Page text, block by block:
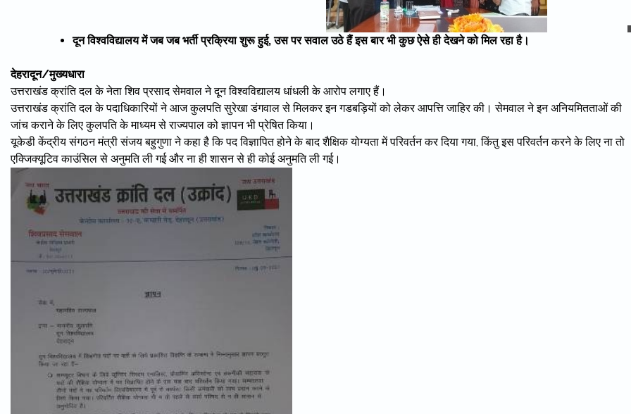
दून विश्वविद्यालय में जब जब भर्ती प्रक्रिया शुरू हुई, उस पर सवाल उठे हैं इस बार भी कुछ ऐसे ही देखने को मिल रहा है।
देहरादून/मुख्यधारा
उत्तराखंड क्रांति दल के नेता शिव प्रसाद सेमवाल ने दून विश्वविद्यालय धांधली के आरोप लगाए हैं।
उत्तराखंड क्रांति दल के पदाधिकारियों ने आज कुलपति सुरेखा डंगवाल से मिलकर इन गडबड़ियों को लेकर आपत्ति जाहिर की। सेमवाल ने इन अनियमितताओं की
जांच कराने के लिए कुलपति के माध्यम से राज्यपाल को ज्ञापन भी प्रेषित किया।
यूकेडी केंद्रीय संगठन मंत्री संजय बहुगुणा ने कहा है कि पद विज्ञापित होने के बाद शैक्षिक योग्यता में परिवर्तन कर दिया गया, किंतु इस परिवर्तन करने के लिए ना तो
एक्जिक्यूटिव काउंसिल से अनुमति ली गई और ना ही शासन से ही कोई अनुमति ली गई।